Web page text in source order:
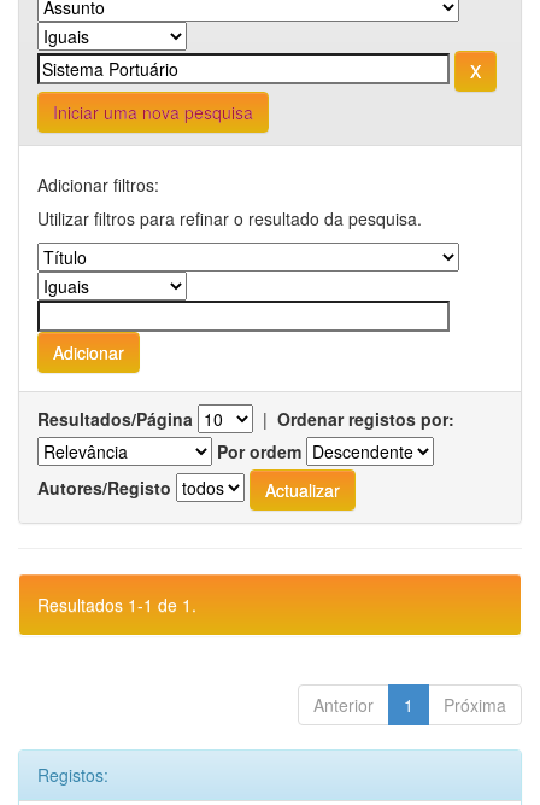
Iniciar uma nova pesquisa
Adicionar filtros:
Utilizar filtros para refinar o resultado da pesquisa.
Resultados/Página | Ordenar registos por:
Por ordem
Autores/Registo
Resultados 1-1 de 1.
Anterior 1 Próxima
Registos: